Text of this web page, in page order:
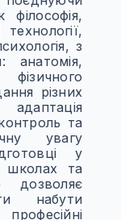
філософія,
з
анатомія,
фізичного
різних
та
увагу
у
школах та
дозволяє
набути